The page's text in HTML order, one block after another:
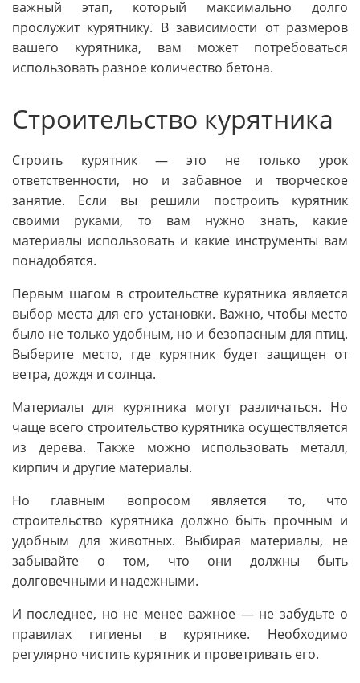
важный этап, который максимально долго
прослужит курятнику. В зависимости от размеров
вашего курятника, вам может потребоваться
использовать разное количество бетона.
Строительство курятника
Строить курятник — это не только урок
ответственности, но и забавное и творческое
занятие. Если вы решили построить курятник
своими руками, то вам нужно знать, какие
материалы использовать и какие инструменты вам
понадобятся.
Первым шагом в строительстве курятника является
выбор места для его установки. Важно, чтобы место
было не только удобным, но и безопасным для птиц.
Выберите место, где курятник будет защищен от
ветра, дождя и солнца.
Материалы для курятника могут различаться. Но
чаще всего строительство курятника осуществляется
из дерева. Также можно использовать металл,
кирпич и другие материалы.
Но главным вопросом является то, что
строительство курятника должно быть прочным и
удобным для животных. Выбирая материалы, не
забывайте о том, что они должны быть
долговечными и надежными.
И последнее, но не менее важное — не забудьте о
правилах гигиены в курятнике. Необходимо
регулярно чистить курятник и проветривать его.